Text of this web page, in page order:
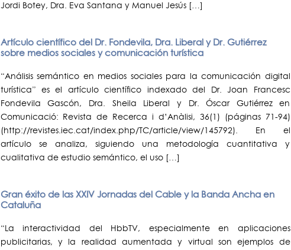
Jordi Botey, Dra. Eva Santana y Manuel Jesús […]
Artículo científico del Dr. Fondevila, Dra. Liberal y Dr. Gutiérrez
sobre medios sociales y comunicación turística
“Análisis semántico en medios sociales para la comunicación digital
turística” es el artículo científico indexado del Dr. Joan Francesc
Fondevila Gascón, Dra. Sheila Liberal y Dr. Óscar Gutiérrez en
Comunicació: Revista de Recerca i d’Anàlisi, 36(1) (páginas 71-94)
(http://revistes.iec.cat/index.php/TC/article/view/145792). En el
artículo se analiza, siguiendo una metodología cuantitativa y
cualitativa de estudio semántico, el uso […]
Gran éxito de las XXIV Jornadas del Cable y la Banda Ancha en
Cataluña
“La interactividad del HbbTV, especialmente en aplicaciones
publicitarias, y la realidad aumentada y virtual son ejemplos de